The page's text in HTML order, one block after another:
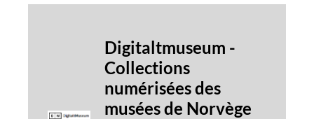
Digitaltmuseum -
Collections
numérisées des
musées de Norvège